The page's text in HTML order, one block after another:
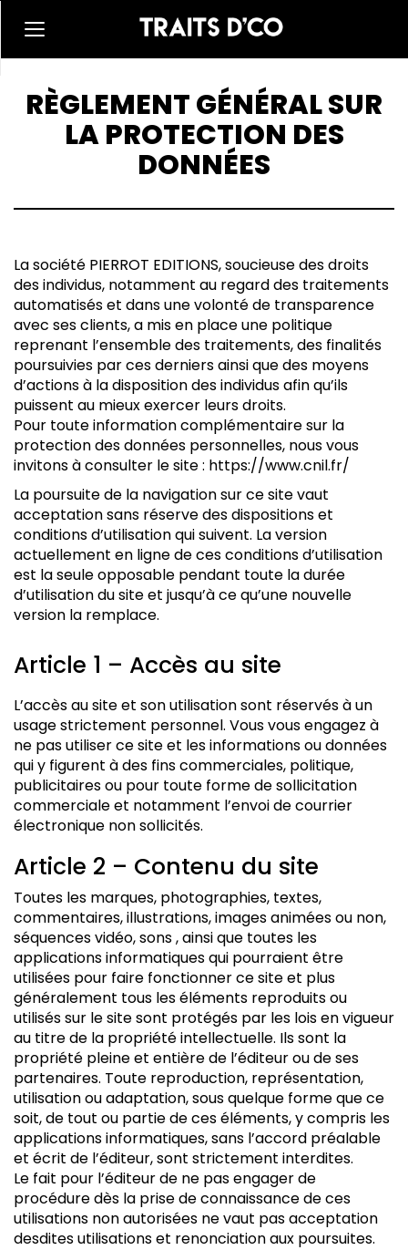
RÈGLEMENT GÉNÉRAL SUR
LA PROTECTION DES
DONNÉES
La société PIERROT EDITIONS, soucieuse des droits
des individus, notamment au regard des traitements
automatisés et dans une volonté de transparence
avec ses clients, a mis en place une politique
reprenant l’ensemble des traitements, des finalités
poursuivies par ces derniers ainsi que des moyens
d’actions à la disposition des individus afin qu’ils
puissent au mieux exercer leurs droits.
Pour toute information complémentaire sur la
protection des données personnelles, nous vous
invitons à consulter le site : https://www.cnil.fr/
La poursuite de la navigation sur ce site vaut
acceptation sans réserve des dispositions et
conditions d’utilisation qui suivent. La version
actuellement en ligne de ces conditions d’utilisation
est la seule opposable pendant toute la durée
d’utilisation du site et jusqu’à ce qu’une nouvelle
version la remplace.
Article 1 – Accès au site
L’accès au site et son utilisation sont réservés à un
usage strictement personnel. Vous vous engagez à
ne pas utiliser ce site et les informations ou données
qui y figurent à des fins commerciales, politique,
publicitaires ou pour toute forme de sollicitation
commerciale et notamment l’envoi de courrier
électronique non sollicités.
Article 2 – Contenu du site
Toutes les marques, photographies, textes,
commentaires, illustrations, images animées ou non,
séquences vidéo, sons , ainsi que toutes les
applications informatiques qui pourraient être
utilisées pour faire fonctionner ce site et plus
généralement tous les éléments reproduits ou
utilisés sur le site sont protégés par les lois en vigueur
au titre de la propriété intellectuelle. Ils sont la
propriété pleine et entière de l’éditeur ou de ses
partenaires. Toute reproduction, représentation,
utilisation ou adaptation, sous quelque forme que ce
soit, de tout ou partie de ces éléments, y compris les
applications informatiques, sans l’accord préalable
et écrit de l’éditeur, sont strictement interdites.
Le fait pour l’éditeur de ne pas engager de
procédure dès la prise de connaissance de ces
utilisations non autorisées ne vaut pas acceptation
desdites utilisations et renonciation aux poursuites.